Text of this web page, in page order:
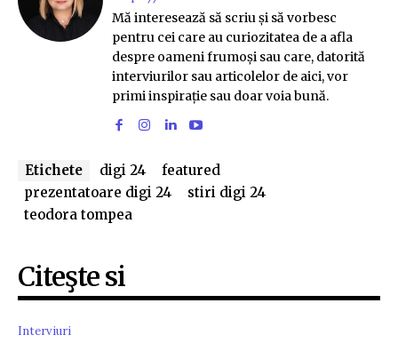
Mă interesează să scriu și să vorbesc
pentru cei care au curiozitatea de a afla
despre oameni frumoși sau care, datorită
interviurilor sau articolelor de aici, vor
primi inspirație sau doar voia bună.
Etichete digi 24
featured
prezentatoare digi 24
stiri digi 24
teodora tompea
Citeşte si
Interviuri